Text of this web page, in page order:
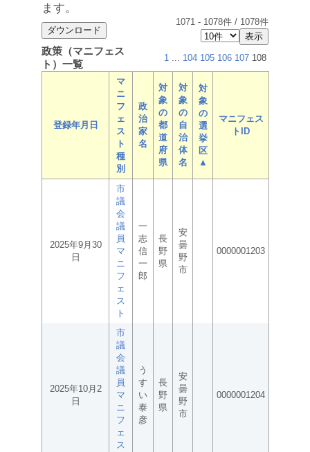
ます。
1071 - 1078件 / 1078件
政策（マニフェス
ト）一覧
1 ... 104 105 106 107 108
登録年月日
マ
ニ
フ
ェ
ス
ト
種
別
政
治
家
名
対
象
の
都
道
府
県
対
象
の
自
治
体
名
対
象
の
選
挙
区
▲
マニフェス
トID
2025年9月30
日
市
議
会
議
員
マ
ニ
フ
ェ
ス
ト
一
志
信
一
郎
長
野
県
安
曇
野
市
0000001203
2025年10月2
日
市
議
会
議
員
マ
ニ
フ
ェ
ス
う
す
い
泰
彦
長
野
県
安
曇
野
市
0000001204